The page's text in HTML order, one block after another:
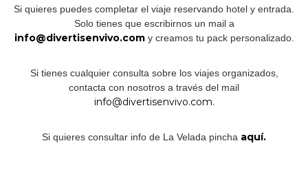
Si quieres puedes completar el viaje reservando hotel y entrada.
Solo tienes que escribirnos un mail a
info@divertisenvivo.com y creamos tu pack personalizado.
Si tienes cualquier consulta sobre los viajes organizados,
contacta con nosotros a través del mail
info@divertisenvivo.com.
Si quieres consultar info de La Velada pincha aquí.